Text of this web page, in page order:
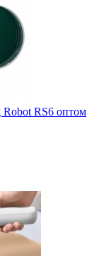
RS6 оптом